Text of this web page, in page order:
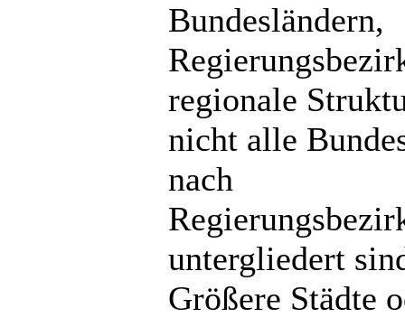
Bundesländern,
regionale
nicht alle
nach
untergliedert
Größere Städte